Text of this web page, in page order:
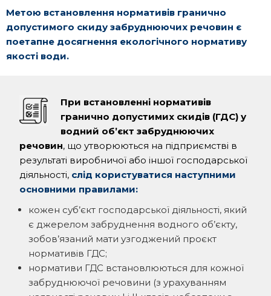
Метою встановлення нормативів гранично
допустимого скиду забруднюючих речовин є
поетапне досягнення екологічного нормативу
якості води.
При встановленні нормативів
гранично допустимих скидів (ГДС) у
водний об’єкт забруднюючих
речовин, що утворюються на підприємстві в
результаті виробничої або іншої господарської
діяльності, слід користуватися наступними
основними правилами:
кожен суб’єкт господарської діяльності, який
є джерелом забруднення водного об’єкту,
зобов’язаний мати узгоджений проєкт
нормативів ГДС;
нормативи ГДС встановлюються для кожної
забруднюючої речовини (з урахуванням